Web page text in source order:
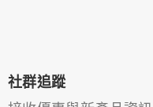
社群追蹤